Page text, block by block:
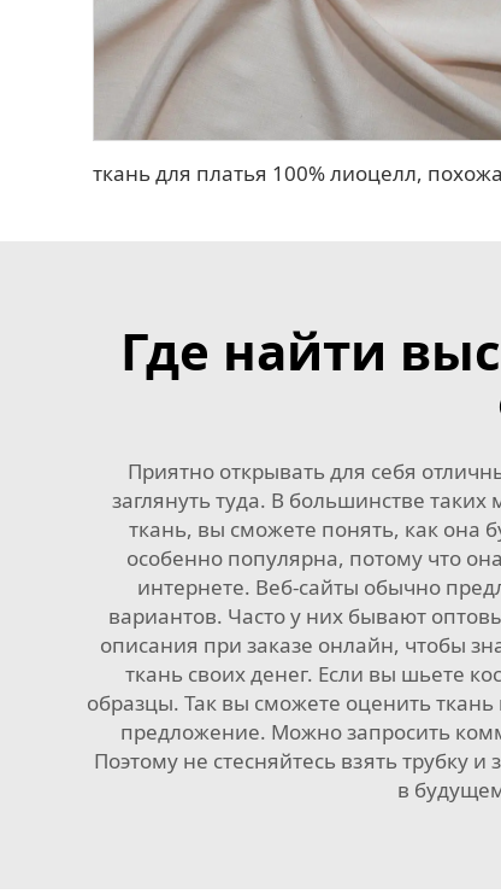
Где найти
Приятно открывать для себя
заглянуть туда. В большинстве
ткань, вы сможете понять, как она
особенно популярна, потому что
интернете. Веб-сайты обычно
вариантов. Часто у них бывают
описания при заказе онлайн, чтобы
ткань своих денег. Если вы шьете
образцы. Так вы сможете оценить
предложение. Можно запросить
Поэтому не стесняйтесь взять
в